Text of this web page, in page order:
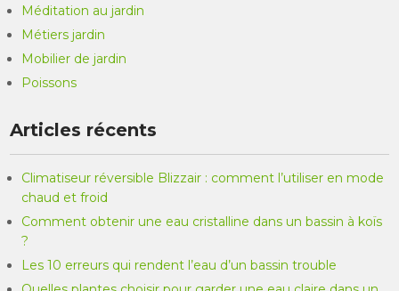
Méditation au jardin
Métiers jardin
Mobilier de jardin
Poissons
Articles récents
Climatiseur réversible Blizzair : comment l’utiliser en mode
chaud et froid
Comment obtenir une eau cristalline dans un bassin à koïs
?
Les 10 erreurs qui rendent l’eau d’un bassin trouble